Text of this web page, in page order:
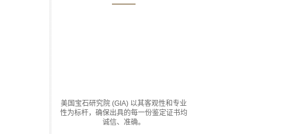
美国宝石研究院 (GIA) 以其客观性和专业
性为标杆，确保出具的每一份鉴定证书均
诚信、准确。